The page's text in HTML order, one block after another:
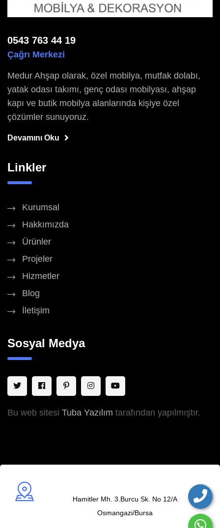
0543 763 44 19
Çağrı Merkezi
Medur Ahşap olarak, özel mobilya, mutfak dolabı,
yatak odası takımı, genç odası mobilyası, ahşap
kapı ve butik mobilya alanlarında kişiye özel
çözümler sunuyoruz.
Devamını Oku
Linkler
Kurumsal
Hakkımızda
Ürünler
Projeler
Hizmetler
Blog
İletişim
Sosyal Medya
Bu web sitesi Tuba Yazılım tarafından yapılmıştır.
Hamitler Mh. 3.Burcu Sk. No 12/A
Osmangazi/Bursa